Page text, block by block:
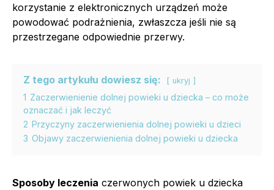
korzystanie z elektronicznych urządzeń może
powodować podrażnienia, zwłaszcza jeśli nie są
przestrzegane odpowiednie przerwy.
Z tego artykułu dowiesz się: ukryj
1 Zaczerwienienie dolnej powieki u dziecka – co może
oznaczać i jak leczyć
2 Przyczyny zaczerwienienia dolnej powieki u dzieci
3 Objawy zaczerwienienia dolnej powieki u dziecka
Sposoby leczenia czerwonych powiek u dziecka